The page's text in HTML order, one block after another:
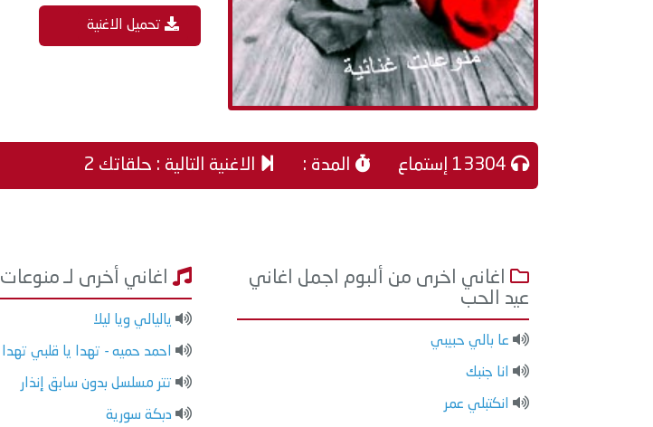
تحميل الاغنية
المدة : الاغنية التالية : حلقاتك 2
اغاني اخرى من ألبوم اجمل اغاني
عيد الحب
عا بالي حبيبي
انا جنبك
انكتبلي عمر
اغاني أخرى لـ منوعات
ياليالي ويا ليلا
احمد حميه - تهدا يا قلبي تهدا
تتر مسلسل بدون سابق إنذار
دبكة سورية